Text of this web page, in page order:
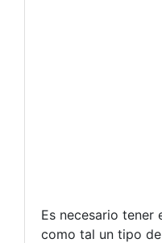
Es necesario tener
como tal un tipo